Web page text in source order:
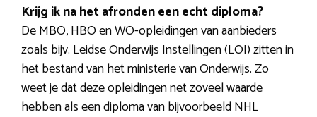
Krijg ik na het afronden een echt diploma?
De MBO, HBO en WO-opleidingen van aanbieders
zoals bijv. Leidse Onderwijs Instellingen (LOI) zitten in
het bestand van het ministerie van Onderwijs. Zo
weet je dat deze opleidingen net zoveel waarde
hebben als een diploma van bijvoorbeeld NHL